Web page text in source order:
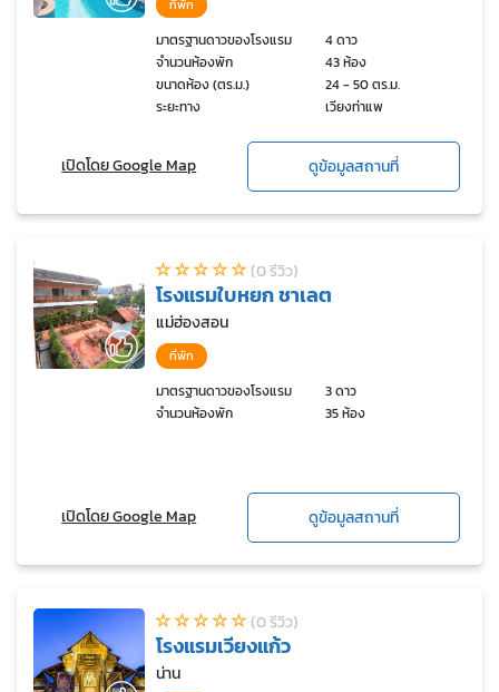
ที่พัก
มาตรฐานดาวของโรงแรม
4 ดาว
จำนวนห้องพัก
43 ห้อง
ขนาดห้อง (ตร.ม.)
24 - 50 ตร.ม.
ระยะทาง
เวียงท่าแพ
เปิดโดย Google Map ดูข้อมูลสถานที่
(0 รีวิว)
โรงแรมใบหยก ชาเลต
แม่ฮ่องสอน
ที่พัก
มาตรฐานดาวของโรงแรม
3 ดาว
จำนวนห้องพัก
35 ห้อง
เปิดโดย Google Map ดูข้อมูลสถานที่
(0 รีวิว)
โรงแรมเวียงแก้ว
น่าน